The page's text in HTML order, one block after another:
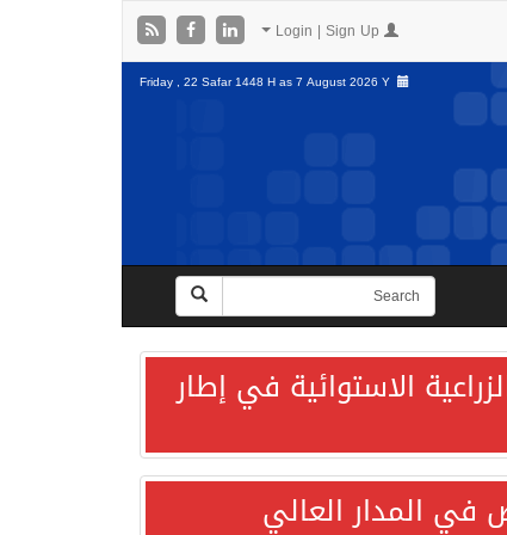
Friday , 22 Safar 1448 H as7 August 2026 Y
الاستوائية في إطار
في المدار العالي